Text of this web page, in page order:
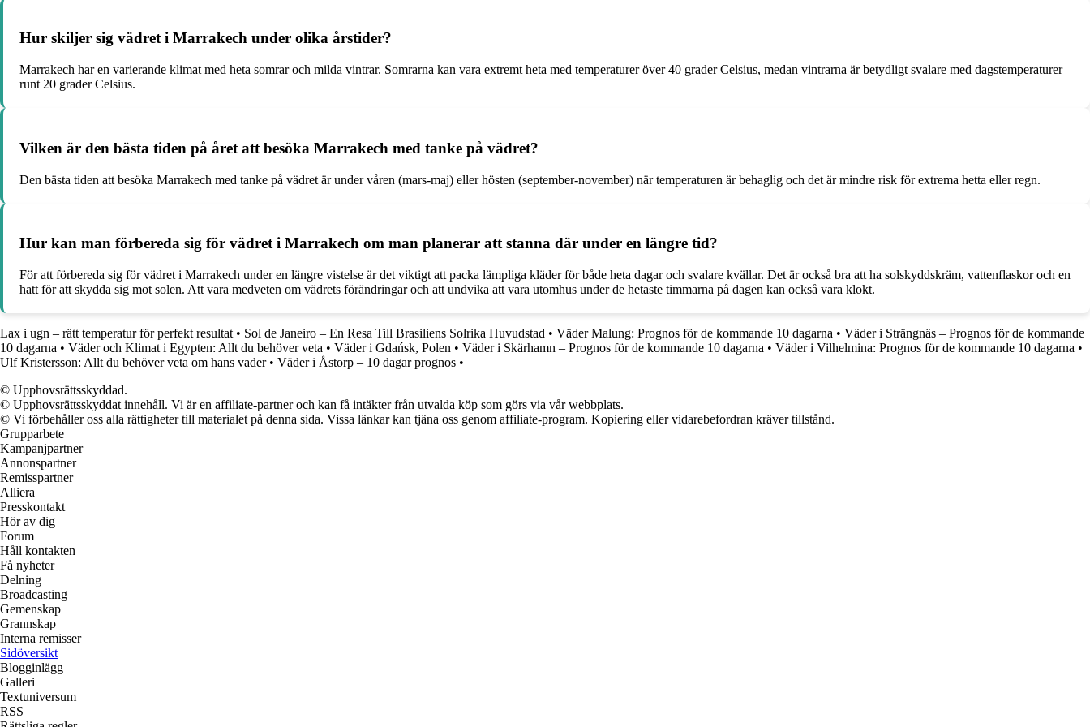
Hur skiljer sig vädret i Marrakech under olika årstider?
Marrakech har en varierande klimat med heta somrar och milda vintrar. Somrarna kan vara extremt heta med temperaturer över 40 grader Celsius, medan vintrarna är betydligt svalare med dagstemperaturer
runt 20 grader Celsius.
Vilken är den bästa tiden på året att besöka Marrakech med tanke på vädret?
Den bästa tiden att besöka Marrakech med tanke på vädret är under våren (mars-maj) eller hösten (september-november) när temperaturen är behaglig och det är mindre risk för extrema hetta eller regn.
Hur kan man förbereda sig för vädret i Marrakech om man planerar att stanna där under en längre tid?
För att förbereda sig för vädret i Marrakech under en längre vistelse är det viktigt att packa lämpliga kläder för både heta dagar och svalare kvällar. Det är också bra att ha solskyddskräm, vattenflaskor och en
hatt för att skydda sig mot solen. Att vara medveten om vädrets förändringar och att undvika att vara utomhus under de hetaste timmarna på dagen kan också vara klokt.
Lax i ugn – rätt temperatur för perfekt resultat • Sol de Janeiro – En Resa Till Brasiliens Solrika Huvudstad • Väder Malung: Prognos för de kommande 10 dagarna • Väder i Strängnäs – Prognos för de kommande
10 dagarna • Väder och Klimat i Egypten: Allt du behöver veta • Väder i Gdańsk, Polen • Väder i Skärhamn – Prognos för de kommande 10 dagarna • Väder i Vilhelmina: Prognos för de kommande 10 dagarna •
Ulf Kristersson: Allt du behöver veta om hans vader• Väder i Åstorp – 10 dagar prognos •
© Upphovsrättsskyddad.
© Upphovsrättsskyddat innehåll. Vi är en affiliate-partner och kan få intäkter från utvalda köp som görs via vår webbplats.
© Vi förbehåller oss alla rättigheter till materialet på denna sida. Vissa länkar kan tjäna oss genom affiliate-program. Kopiering eller vidarebefordran kräver tillstånd.
Grupparbete
Kampanjpartner
Annonspartner
Remisspartner
Alliera
Presskontakt
Hör av dig
Forum
Håll kontakten
Få nyheter
Delning
Broadcasting
Gemenskap
Grannskap
Interna remisser
Sidöversikt
Blogginlägg
Galleri
Textuniversum
RSS